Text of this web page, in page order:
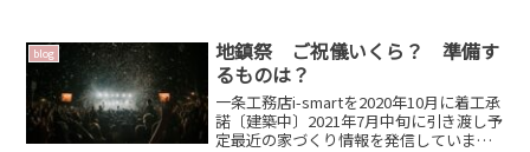
blog
地鎮祭 ご祝儀いくら？ 準備す
るものは？
一条工務店i-smartを2020年10月に着工承
諾〔建築中〕2021年7月中旬に引き渡し予
定最近の家づくり情報を発信しています